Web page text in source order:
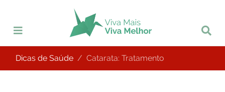
Dicas de Saúde Catarata: Tratamento